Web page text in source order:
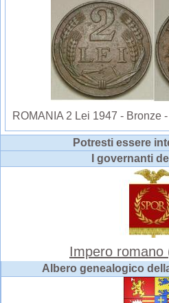
ROMANIA 2 Lei 1947 - Bronze
Potresti essere
I governanti
Impero romano
Albero genealogico